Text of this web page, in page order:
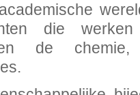
die werken
de chemie,